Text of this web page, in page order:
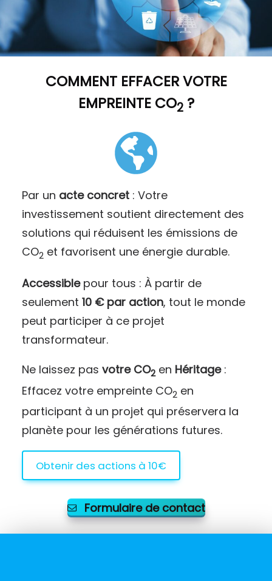
COMMENT EFFACER VOTRE
EMPREINTE CO2?
Par un acte concret: Votre
investissement soutient directement des
solutions qui réduisent les émissions de
CO2 et favorisent une énergie durable.
Accessiblepour tous : À partir de
seulement 10 € par action, tout le monde
peut participer à ce projet
transformateur.
Ne laissez pas votre CO2en Héritage:
Effacez votre empreinte CO2 en
participant à un projet qui préservera la
planète pour les générations futures.
Obtenir des actions à 10€
Formulaire de contact